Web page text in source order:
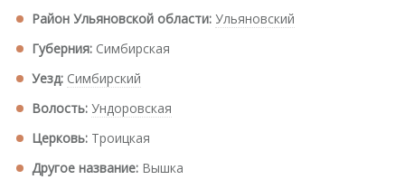
Район Ульяновской области: Ульяновский
Губерния: Симбирская
Уезд: Симбирский
Волость: Ундоровская
Церковь: Троицкая
Другое название: Вышка